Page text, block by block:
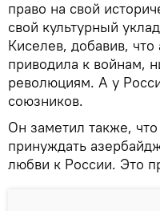
право на свой
свой культурный
Киселев, добавив,
приводила к войнам,
революциям. А у
союзников.
Он заметил также,
принуждать
любви к России. Это